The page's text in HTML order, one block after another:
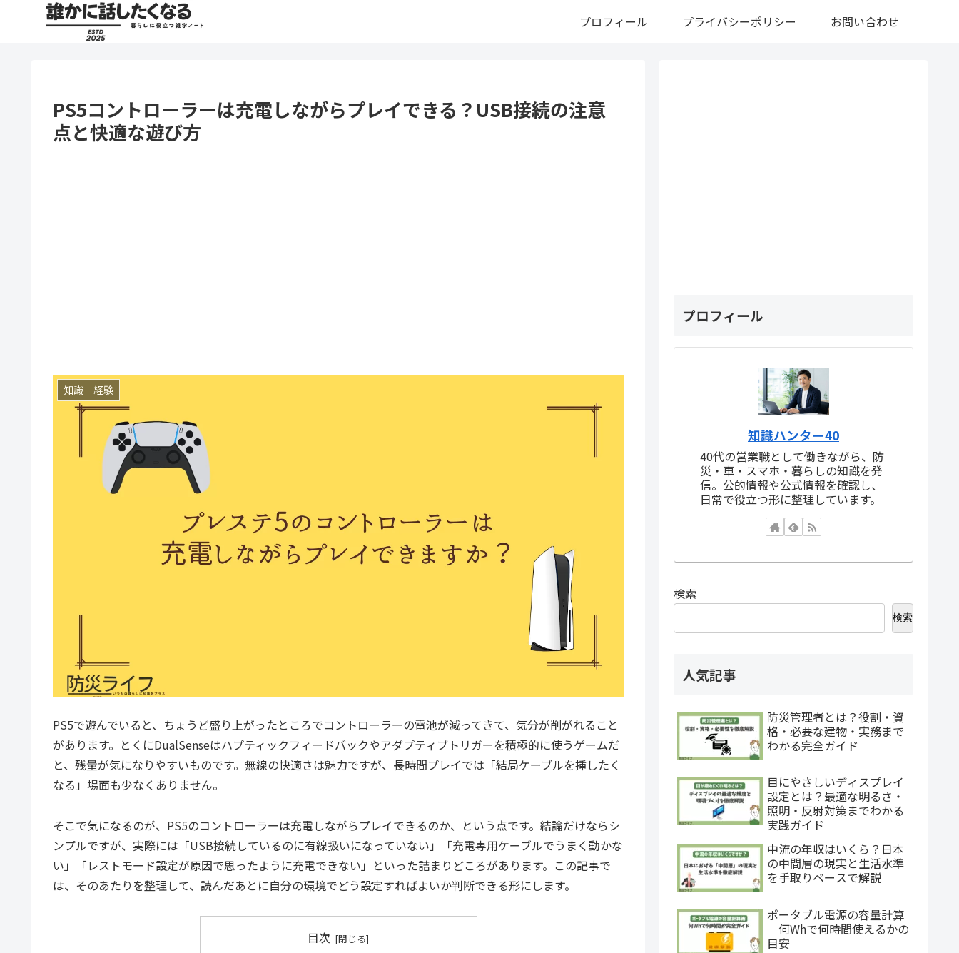
プロフィール プライバシーポリシー お問い合わせ
PS5コントローラーは充電しながらプレイできる？USB接続の注意
点と快適な遊び方
知識 経験
PS5で遊んでいると、ちょうど盛り上がったところでコントローラーの電池が減ってきて、気分が削がれること
があります。とくにDualSenseはハプティックフィードバックやアダプティブトリガーを積極的に使うゲームだ
と、残量が気になりやすいものです。無線の快適さは魅力ですが、長時間プレイでは「結局ケーブルを挿したく
なる」場面も少なくありません。
そこで気になるのが、PS5のコントローラーは充電しながらプレイできるのか、という点です。結論だけならシ
ンプルですが、実際には「USB接続しているのに有線扱いになっていない」「充電専用ケーブルでうまく動かな
い」「レストモード設定が原因で思ったように充電できない」といった詰まりどころがあります。この記事で
は、そのあたりを整理して、読んだあとに自分の環境でどう設定すればよいか判断できる形にします。
目次
プロフィール
知識ハンター40
40代の営業職として働きながら、防
災・車・スマホ・暮らしの知識を発
信。公的情報や公式情報を確認し、
日常で役立つ形に整理しています。
検索
検索
人気記事
防災管理者とは？役割・資
格・必要な建物・実務まで
わかる完全ガイド
目にやさしいディスプレイ
設定とは？最適な明るさ・
照明・反射対策までわかる
実践ガイド
中流の年収はいくら？日本
の中間層の現実と生活水準
を手取りベースで解説
ポータブル電源の容量計算
｜何Whで何時間使えるかの
目安